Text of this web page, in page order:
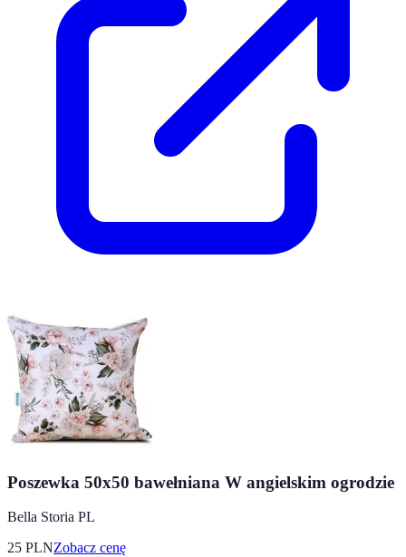
Poszewka 50x50 bawełniana W angielskim ogrodzie
Bella Storia PL
25 PLNZobacz cenę